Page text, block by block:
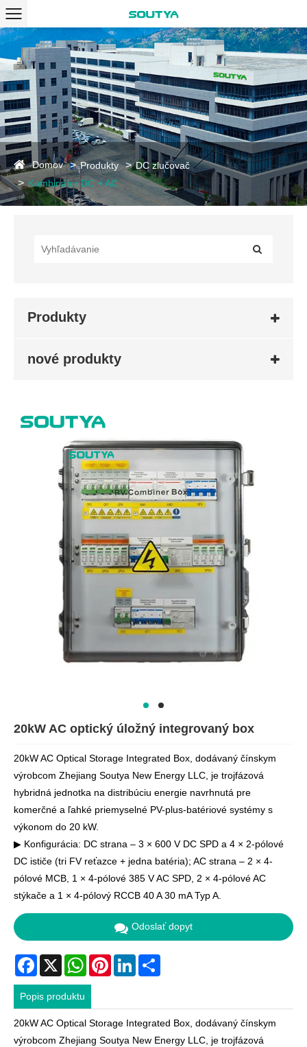
Domov Produkty
DC zlučovač
Kombinátor DC + AC
Produkty
nové produkty
20kW AC optický úložný integrovaný box
20kW AC Optical Storage Integrated Box, dodávaný čínskym
výrobcom Zhejiang Soutya New Energy LLC, je trojfázová
hybridná jednotka na distribúciu energie navrhnutá pre
komerčné a ľahké priemyselné PV-plus-batériové systémy s
výkonom do 20 kW.
▶ Konfigurácia: DC strana – 3 × 600 V DC SPD a 4 × 2-pólové
DC ističe (tri FV reťazce + jedna batéria); AC strana – 2 × 4-
pólové MCB, 1 × 4-pólové 385 V AC SPD, 2 × 4-pólové AC
stýkače a 1 × 4-pólový RCCB 40 A 30 mA Typ A.
Odoslať dopyt
Facebook
X WhatsAppPinterestLinkedIn
Popis produktu
20kW AC Optical Storage Integrated Box, dodávaný čínskym
výrobcom Zhejiang Soutya New Energy LLC, je trojfázová